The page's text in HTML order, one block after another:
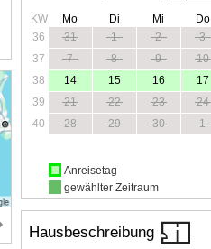
KW Mo Di Mi Do
36
31 1 2 3
37
7 8 9 10
38
14 15 16 17
39
21 22 23 24
40
28 29 30 1
Anreisetag
gewählter Zeitraum
Hausbeschreibung